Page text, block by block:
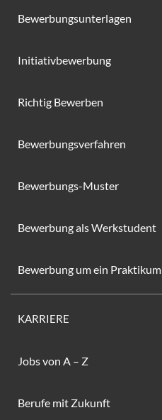
Bewerbungsunterlagen
Initiativbewerbung
Richtig Bewerben
Bewerbungsverfahren
Bewerbungs-Muster
Bewerbung als Werkstudent
Bewerbung um ein Praktikum
KARRIERE
Jobs von A – Z
Berufe mit Zukunft